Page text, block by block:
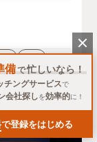
備で忙しいなら！
チングサービスで
会社探しを効率的に！
で登録をはじめる
い 眼鏡